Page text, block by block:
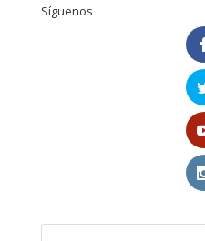
Síguenos